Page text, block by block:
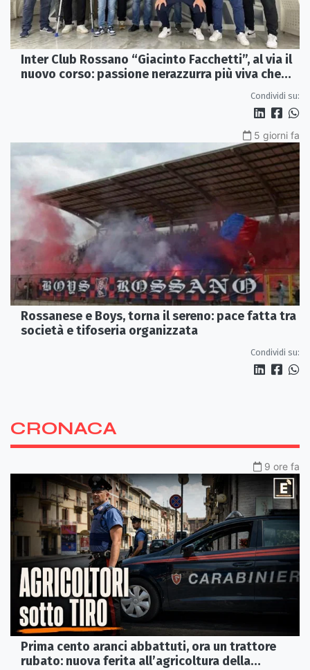
Inter Club Rossano “Giacinto Facchetti”, al via il
nuovo corso: passione nerazzurra più viva che
Condividi su:
5 giorni fa
Rossanese e Boys, torna il sereno: pace fatta tra
società e tifoseria organizzata
Condividi su:
CRONACA
9 ore fa
Prima cento aranci abbattuti, ora un trattore
rubato: nuova ferita all’agricoltura della